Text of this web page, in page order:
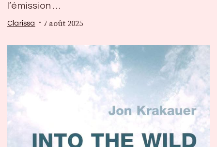
l’émission …
Clarissa 7 août 2025